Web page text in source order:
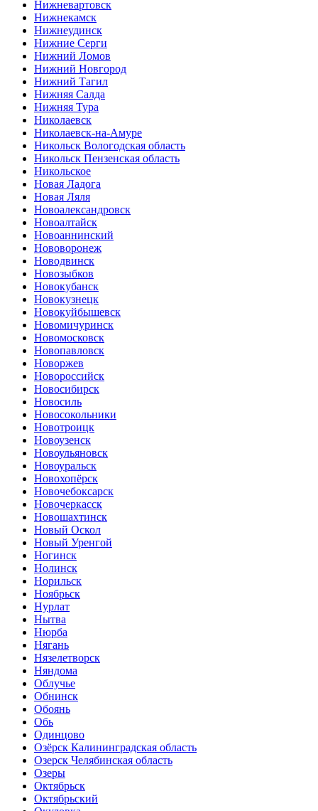
Нижневартовск
Нижнекамск
Нижнеудинск
Нижние Серги
Нижний Ломов
Нижний Новгород
Нижний Тагил
Нижняя Салда
Нижняя Тура
Николаевск
Николаевск-на-Амуре
Никольск Вологодская область
Никольск Пензенская область
Никольское
Новая Ладога
Новая Ляля
Новоалександровск
Новоалтайск
Новоаннинский
Нововоронеж
Новодвинск
Новозыбков
Новокубанск
Новокузнецк
Новокуйбышевск
Новомичуринск
Новомосковск
Новопавловск
Новоржев
Новороссийск
Новосибирск
Новосиль
Новосокольники
Новотроицк
Новоузенск
Новоульяновск
Новоуральск
Новохопёрск
Новочебоксарск
Новочеркасск
Новошахтинск
Новый Оскол
Новый Уренгой
Ногинск
Нолинск
Норильск
Ноябрьск
Нурлат
Нытва
Нюрба
Нягань
Нязелетворск
Няндома
Облучье
Обнинск
Обоянь
Обь
Одинцово
Озёрск Калининградская область
Озерск Челябинская область
Озеры
Октябрьск
Октябрьский